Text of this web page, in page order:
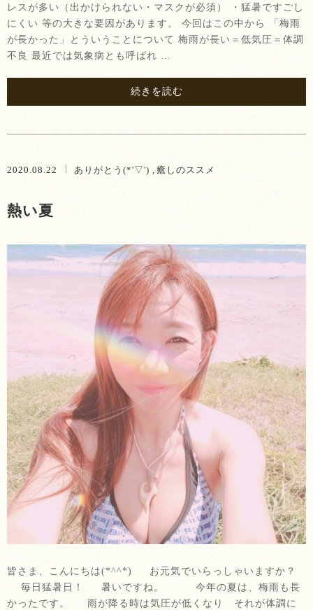
レスが多い（出かけられない・マスクが必須） ・猛暑ですごし
にくい 等の大きな要因があります。 今回はこの中から 「梅雨
が長かった」とういうことについて 梅雨が長い＝低気圧＝体調
不良 最近では気象病とも呼ばれ …
続きを読む
2020.08.22 ありがとう(*'▽') 癒しのススメ
熱い夏
皆さま、こんにちは(*^^*) お元気でいらっしゃいますか？
毎日猛暑日！ 暑いですね。 今年の夏は、梅雨も長
かったです。 雨が降る時は気圧が低くなり それが体調に